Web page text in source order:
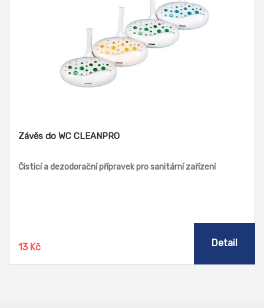
Závěs do WC CLEANPRO
Čisticí a dezodorační přípravek pro sanitární zařízení
13 Kč Detail